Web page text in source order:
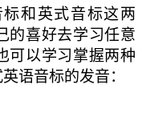
和英式音标这两
的喜好去学习任意
可以学习掌握两种
语音标的发音：